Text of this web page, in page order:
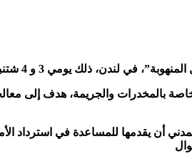
ذلك يومي 3 و 4 شتنبر الجاري.
بالمخدرات والجريمة، هدف إلى
أن يقدمها للمساعدة في استرداد